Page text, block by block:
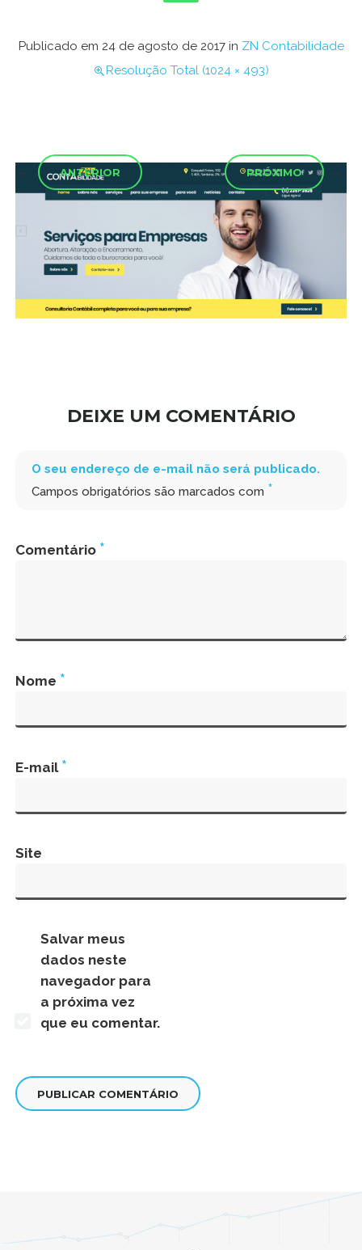
Publicado em 24 de agosto de 2017in ZN Contabilidade
Resolução Total (1024 × 493)
← ANTERIOR PRÓXIMO →
DEIXE UM COMENTÁRIO
O seu endereço de e-mail não será publicado.
Campos obrigatórios são marcados com *
Comentário *
Nome *
E-mail *
Site
Salvar meus
dados neste
navegador para
a próxima vez
que eu comentar.